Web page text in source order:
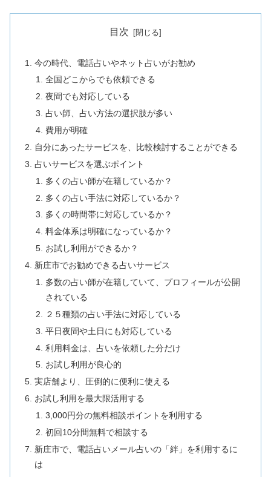
目次
今の時代、電話占いやネット占いがお勧め
全国どこからでも依頼できる
夜間でも対応している
占い師、占い方法の選択肢が多い
費用が明確
自分にあったサービスを、比較検討することができる
占いサービスを選ぶポイント
多くの占い師が在籍しているか？
多くの占い手法に対応しているか？
多くの時間帯に対応しているか？
料金体系は明確になっているか？
お試し利用ができるか？
新庄市でお勧めできる占いサービス
多数の占い師が在籍していて、プロフィールが公開
されている
２５種類の占い手法に対応している
平日夜間や土日にも対応している
利用料金は、占いを依頼した分だけ
お試し利用が良心的
実店舗より、圧倒的に便利に使える
お試し利用を最大限活用する
3,000円分の無料相談ポイントを利用する
初回10分間無料で相談する
新庄市で、電話占いメール占いの「絆」を利用するに
は